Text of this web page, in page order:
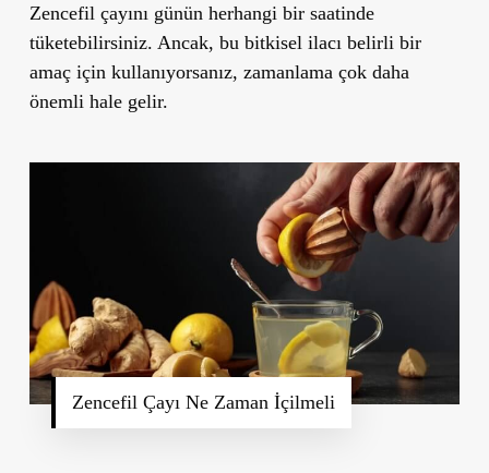
Zencefil çayını günün herhangi bir saatinde
tüketebilirsiniz. Ancak, bu bitkisel ilacı belirli bir
amaç için kullanıyorsanız, zamanlama çok daha
önemli hale gelir.
Zencefil Çayı Ne Zaman İçilmeli